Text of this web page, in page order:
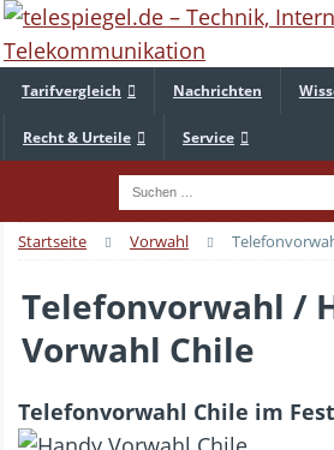
Tarifvergleich Nachrichten
Recht & Urteile Service
Startseite Vorwahl
Telefonvorwahl /
Vorwahl Chile
Telefonvorwahl Chile im